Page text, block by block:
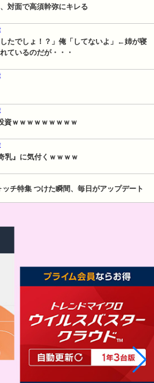
対面で高須幹弥にキレる
たでしょ！？」俺「してないよ」←姉が寝
ているのだが・・・
資ｗｗｗｗｗｗｗｗｗ
乳』に気付くｗｗｗｗ
チ特集 つけた瞬間、毎日がアップデート